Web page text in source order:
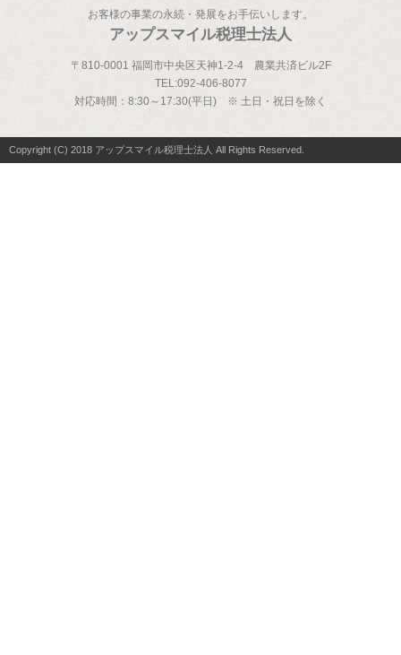
お客様の事業の永続・発展をお手伝いします。
アップスマイル税理士法人
〒810-0001 福岡市中央区天神1-2-4 農業共済ビル2F
TEL:092-406-8077
対応時間： 8:30～17:30(平日) ※ 土日・祝日を除く
Copyright (C) 2018 アップスマイル税理士法人 All Rights Reserved.